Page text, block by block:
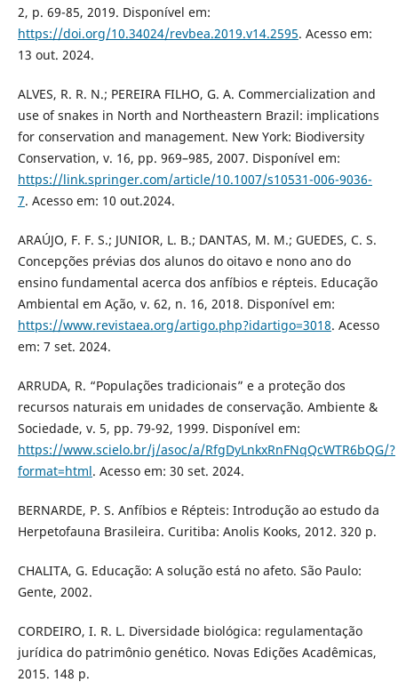
2, p. 69-85, 2019. Disponível em:
https://doi.org/10.34024/revbea.2019.v14.2595. Acesso em:
13 out. 2024.
ALVES, R. R. N.; PEREIRA FILHO, G. A. Commercialization and
use of snakes in North and Northeastern Brazil: implications
for conservation and management. New York: Biodiversity
Conservation, v. 16, pp. 969–985, 2007. Disponível em:
https://link.springer.com/article/10.1007/s10531-006-9036-
7. Acesso em: 10 out.2024.
ARAÚJO, F. F. S.; JUNIOR, L. B.; DANTAS, M. M.; GUEDES, C. S.
Concepções prévias dos alunos do oitavo e nono ano do
ensino fundamental acerca dos anfíbios e répteis. Educação
Ambiental em Ação, v. 62, n. 16, 2018. Disponível em:
https://www.revistaea.org/artigo.php?idartigo=3018. Acesso
em: 7 set. 2024.
ARRUDA, R. “Populações tradicionais” e a proteção dos
recursos naturais em unidades de conservação. Ambiente &
Sociedade, v. 5, pp. 79-92, 1999. Disponível em:
https://www.scielo.br/j/asoc/a/RfgDyLnkxRnFNqQcWTR6bQG/?
format=html. Acesso em: 30 set. 2024.
BERNARDE, P. S. Anfíbios e Répteis: Introdução ao estudo da
Herpetofauna Brasileira. Curitiba: Anolis Kooks, 2012. 320 p.
CHALITA, G. Educação: A solução está no afeto. São Paulo:
Gente, 2002.
CORDEIRO, I. R. L. Diversidade biológica: regulamentação
jurídica do patrimônio genético. Novas Edições Acadêmicas,
2015. 148 p.